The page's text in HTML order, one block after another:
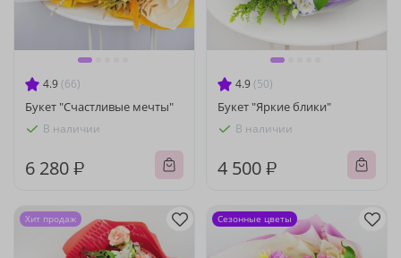
4.9 (66)
Букет "Счастливые мечты"
В наличии
6 280 ₽
4.9 (50)
Букет "Яркие блики"
В наличии
4 500 ₽
Хит продаж Сезонные цветы